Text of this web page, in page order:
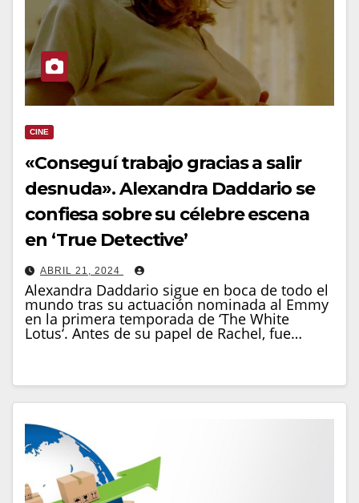
CINE
«Conseguí trabajo gracias a salir
desnuda». Alexandra Daddario se
confiesa sobre su célebre escena
en ‘True Detective’
ABRIL 21, 2024
Alexandra Daddario sigue en boca de todo el
mundo tras su actuación nominada al Emmy
en la primera temporada de ‘The White
Lotus‘. Antes de su papel de Rachel, fue…